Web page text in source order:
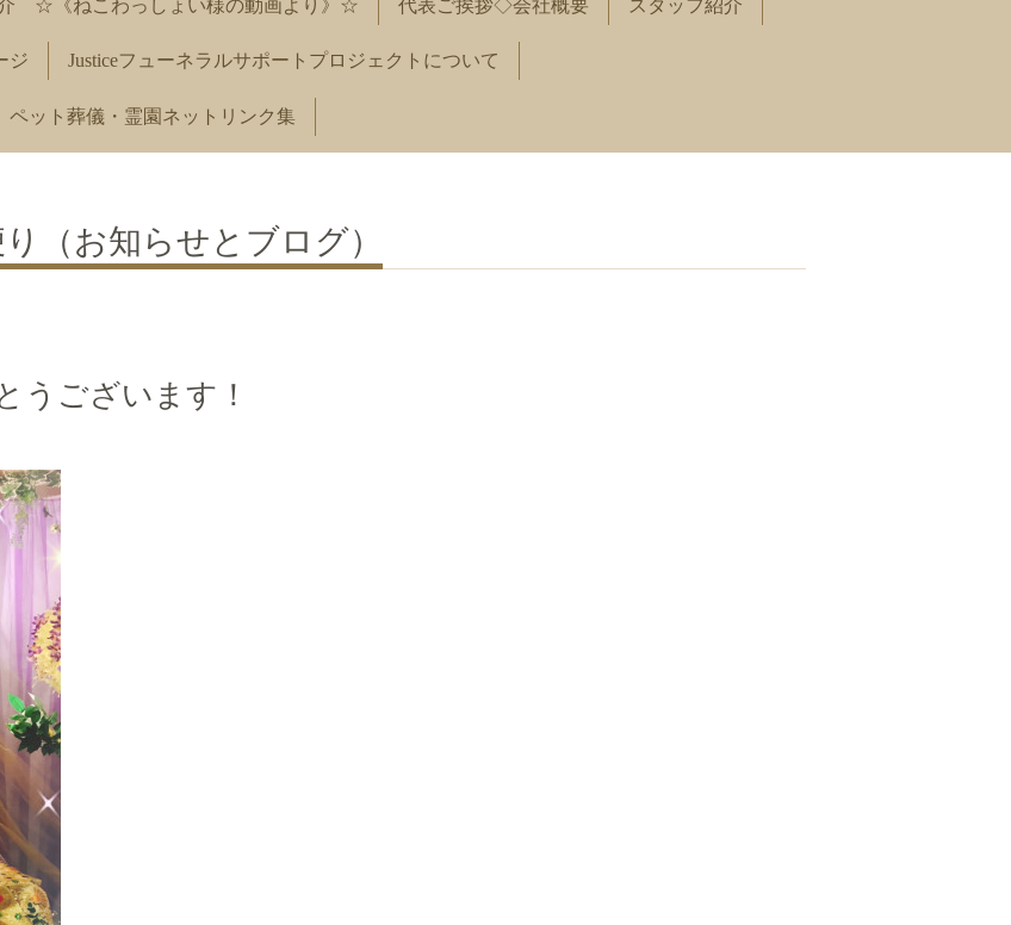
介 ☆《ねこわっしょい様の動画より》☆ 代表ご挨拶◇会社概要 スタッフ紹介
ジ Justiceフューネラルサポートプロジェクトについて
ペット葬儀・霊園ネットリンク集
（お知らせとブログ）
うございます！